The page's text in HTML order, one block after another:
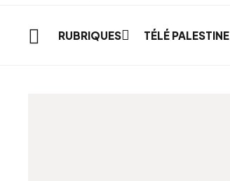
RUBRIQUES TÉLÉ PALESTINE